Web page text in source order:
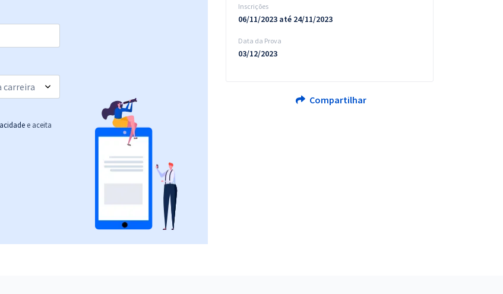
e aceita
Inscrições
06/11/2023 até 24/11/2023
Data da Prova
03/12/2023
Compartilhar